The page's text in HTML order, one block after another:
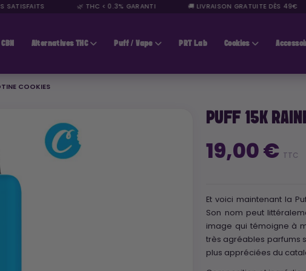
🌿 THC < 0.3% GARANTI 🚚 LIVRAISON GRATUITE DÈS 49€
CBN Alternatives THC Puff / Vape PRT Lab Cookies
COOKIES
PUFF 15K
19,00 € TTC
Et voici maintenant la
Son nom peut
image qui témoigne à
très agréables parfums
plus appréciées du